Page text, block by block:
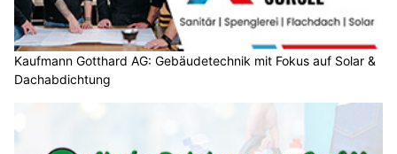
Kaufmann Gotthard AG: Gebäudetechnik mit Fokus auf Solar &
Dachabdichtung